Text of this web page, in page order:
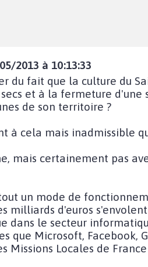
2013 à 10:13:33
du fait que la culture du
et à la fermeture
de son territoire ?
à cela mais inadmissible
mais certainement pas
un mode de
milliards d'euros
dans le secteur
que Microsoft, Facebook,
Missions Locales de